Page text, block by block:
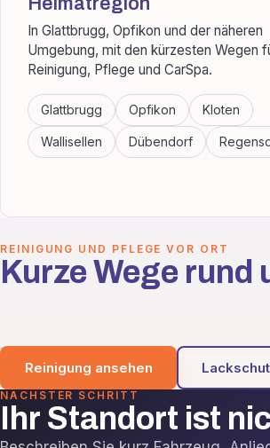
In Glattbrugg, Opfikon und der näheren
Umgebung, mit den kürzesten Wegen
Reinigung, Pflege und CarSpa.
Glattbrugg Opfikon Kloten
Wallisellen Dübendorf
REINIGUNG UND PFLEGE VOR ORT
Kurze Wege rund
Reinigung ansehen
NÄCHSTER SCHRITT
Ihr Standort ist